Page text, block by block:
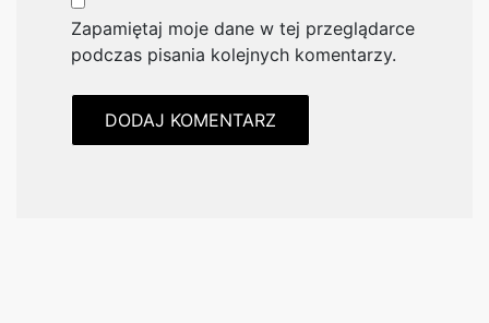
Zapamiętaj moje dane w tej przeglądarce
podczas pisania kolejnych komentarzy.